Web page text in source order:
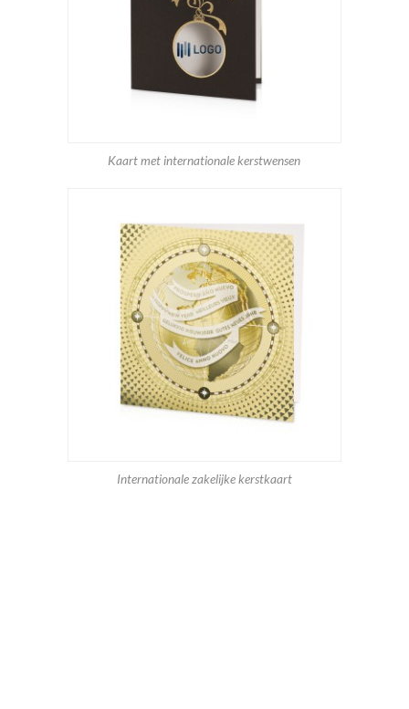
Kaart met internationale kerstwensen
Internationale zakelijke kerstkaart